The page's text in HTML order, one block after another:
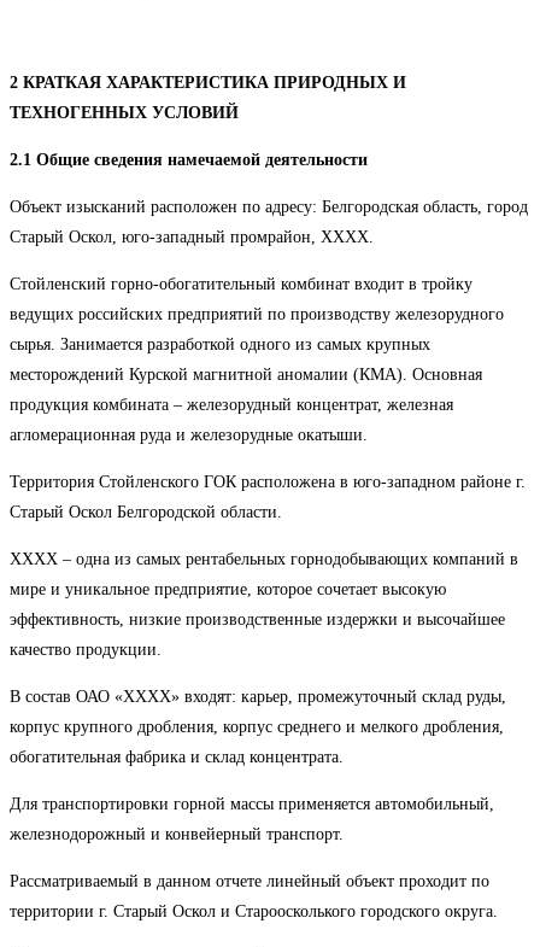
2 КРАТКАЯ ХАРАКТЕРИСТИКА ПРИРОДНЫХ И
ТЕХНОГЕННЫХ УСЛОВИЙ
2.1 Общие сведения намечаемой деятельности
Объект изысканий расположен по адресу: Белгородская область, город
Старый Оскол, юго-западный промрайон, ХХХХ.
Стойленский горно-обогатительный комбинат входит в тройку
ведущих российских предприятий по производству железорудного
сырья. Занимается разработкой одного из самых крупных
месторождений Курской магнитной аномалии (КМА). Основная
продукция комбината – железорудный концентрат, железная
агломерационная руда и железорудные окатыши.
Территория Стойленского ГОК расположена в юго-западном районе г.
Старый Оскол Белгородской области.
ХХХХ – одна из самых рентабельных горнодобывающих компаний в
мире и уникальное предприятие, которое сочетает высокую
эффективность, низкие производственные издержки и высочайшее
качество продукции.
В состав ОАО «ХХХХ» входят: карьер, промежуточный склад руды,
корпус крупного дробления, корпус среднего и мелкого дробления,
обогатительная фабрика и склад концентрата.
Для транспортировки горной массы применяется автомобильный,
железнодорожный и конвейерный транспорт.
Рассматриваемый в данном отчете линейный объект проходит по
территории г. Старый Оскол и Староосколького городского округа.